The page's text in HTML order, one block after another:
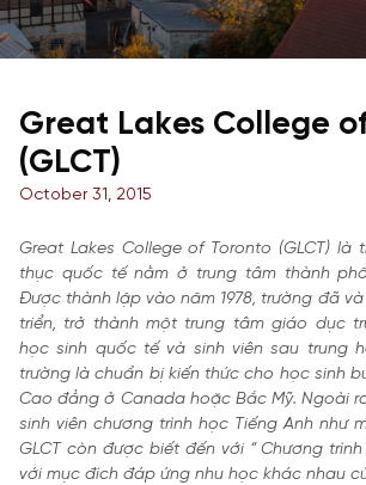
Great Lakes College
(GLCT)
October 31, 2015
Great Lakes College of Toronto (GLCT) là
thục quốc tế nằm ở trung tâm thành
Được thành lập vào năm 1978, trường đã
triển, trở thành một trung tâm giáo dục
học sinh quốc tế và sinh viên sau trung
trường là chuẩn bị kiến thức cho học sinh
Cao đẳng ở Canada hoặc Bắc Mỹ. Ngoài
sinh viên chương trình học Tiếng Anh như
GLCT còn được biết đến với “ Chương
với mục đích đáp ứng nhu học khác nhau